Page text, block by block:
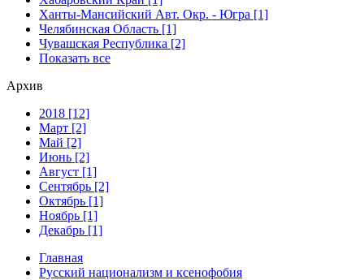
Ханты-Мансийский Авт. Окр. - Югра [1]
Челябинская Область [1]
Чувашская Республика [2]
Показать все
Архив
2018 [12]
Март [2]
Май [2]
Июнь [2]
Август [1]
Сентябрь [2]
Октябрь [1]
Ноябрь [1]
Декабрь [1]
Главная
Русский национализм и ксенофобия